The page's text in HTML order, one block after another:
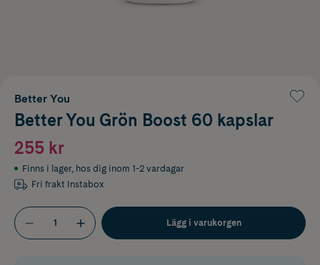
Better You
Better You Grön Boost 60 kapslar
255 kr
Finns i lager, hos dig inom 1-2 vardagar
Fri frakt Instabox
Lägg i varukorgen